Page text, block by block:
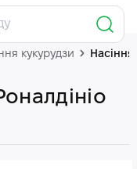
кукурудзи Насіння